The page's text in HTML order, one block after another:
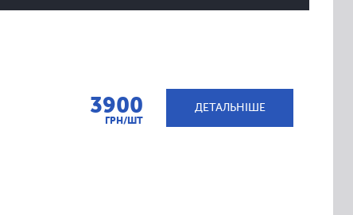
3900
ГРН/ШТ
ДЕТАЛЬНІШЕ